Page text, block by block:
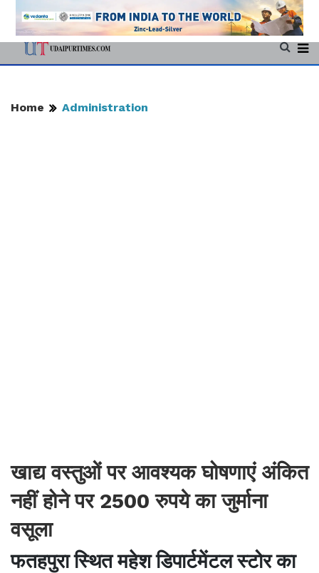
Home Administration
खाद्य वस्तुओं पर आवश्यक घोषणाएं अंकित
नहीं होने पर 2500 रुपये का जुर्माना
वसूला
फतहपुरा स्थित महेश डिपार्टमेंटल स्टोर का